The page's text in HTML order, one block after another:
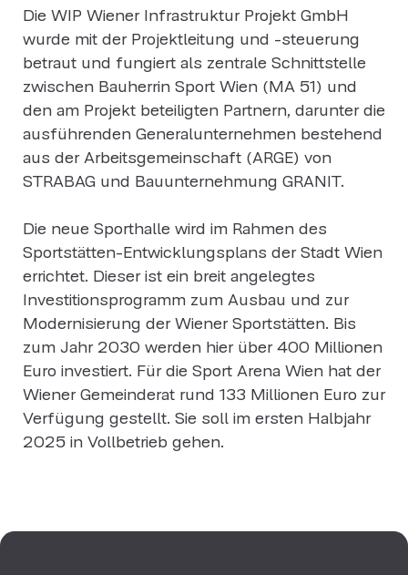
Die WIP Wiener Infrastruktur Projekt GmbH
wurde mit der Projektleitung und -steuerung
betraut und fungiert als zentrale Schnittstelle
zwischen Bauherrin Sport Wien (MA 51) und
den am Projekt beteiligten Partnern, darunter die
ausführenden Generalunternehmen bestehend
aus der Arbeitsgemeinschaft (ARGE) von
STRABAG und Bauunternehmung GRANIT.
Die neue Sporthalle wird im Rahmen des
Sportstätten-Entwicklungsplans der Stadt Wien
errichtet. Dieser ist ein breit angelegtes
Investitionsprogramm zum Ausbau und zur
Modernisierung der Wiener Sportstätten. Bis
zum Jahr 2030 werden hier über 400 Millionen
Euro investiert. Für die Sport Arena Wien hat der
Wiener Gemeinderat rund 133 Millionen Euro zur
Verfügung gestellt. Sie soll im ersten Halbjahr
2025 in Vollbetrieb gehen.